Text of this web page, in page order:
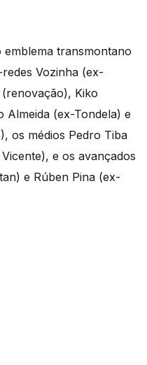
transmontano
Vozinha (ex-
Kiko
Almeida (ex-Tondela) e
os médios Pedro Tiba
e os avançados
e Rúben Pina (ex-